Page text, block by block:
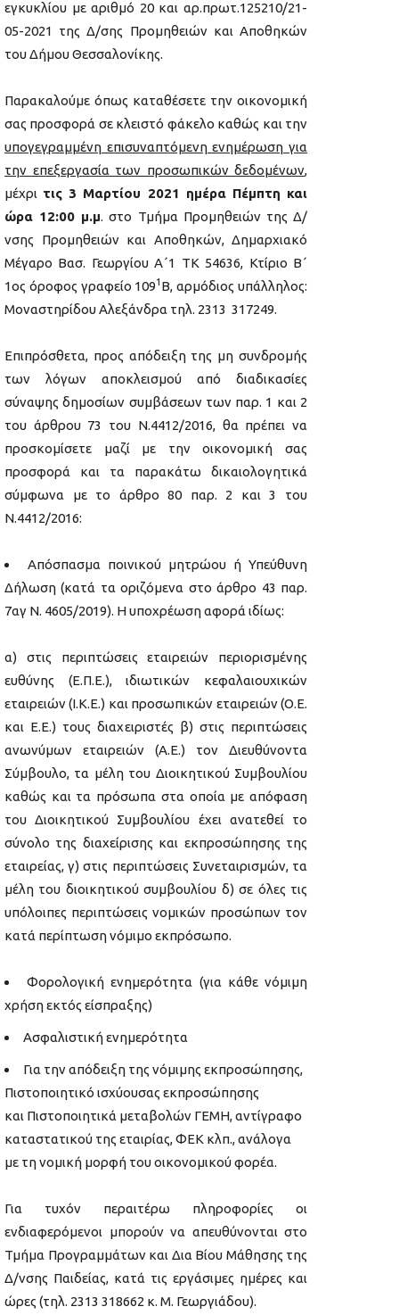
εγκυκλίου με αριθμό 20 και αρ.πρωτ.125210/21-
05-2021 της Δ/σης Προμηθειών και Αποθηκών
του Δήμου Θεσσαλονίκης.
Παρακαλούμε όπως καταθέσετε την οικονομική
σας προσφορά σε κλειστό φάκελο καθώς και την
υπογεγραμμένη επισυναπτόμενη ενημέρωση για
την επεξεργασία των προσωπικών δεδομένων,
μέχρι τις 3 Μαρτίου 2021 ημέρα Πέμπτη και
ώρα 12:00 μ.μ. στο Τμήμα Προμηθειών της Δ/
νσης Προμηθειών και Αποθηκών, Δημαρχιακό
Μέγαρο Βασ. Γεωργίου Α΄1 ΤΚ 54636, Κτίριο Β΄
1ος όροφος γραφείο 1091 Β, αρμόδιος υπάλληλος:
Μοναστηρίδου Αλεξάνδρα τηλ. 2313 317249.
Επιπρόσθετα, προς απόδειξη της μη συνδρομής
των λόγων αποκλεισμού από διαδικασίες
σύναψης δημοσίων συμβάσεων των παρ. 1 και 2
του άρθρου 73 του Ν.4412/2016, θα πρέπει να
προσκομίσετε μαζί με την οικονομική σας
προσφορά και τα παρακάτω δικαιολογητικά
σύμφωνα με το άρθρο 80 παρ. 2 και 3 του
Ν.4412/2016:
Απόσπασμα ποινικού μητρώου ή Υπεύθυνη
Δήλωση (κατά τα οριζόμενα στο άρθρο 43 παρ.
7αγ Ν. 4605/2019). Η υποχρέωση αφορά ιδίως:
α) στις περιπτώσεις εταιρειών περιορισμένης
ευθύνης (Ε.Π.Ε.), ιδιωτικών κεφαλαιουχικών
εταιρειών (Ι.Κ.Ε.) και προσωπικών εταιρειών (Ο.Ε.
και Ε.Ε.) τους διαχειριστές β) στις περιπτώσεις
ανωνύμων εταιρειών (Α.Ε.) τον Διευθύνοντα
Σύμβουλο, τα μέλη του Διοικητικού Συμβουλίου
καθώς και τα πρόσωπα στα οποία με απόφαση
του Διοικητικού Συμβουλίου έχει ανατεθεί το
σύνολο της διαχείρισης και εκπροσώπησης της
εταιρείας, γ) στις περιπτώσεις Συνεταιρισμών, τα
μέλη του διοικητικού συμβουλίου δ) σε όλες τις
υπόλοιπες περιπτώσεις νομικών προσώπων τον
κατά περίπτωση νόμιμο εκπρόσωπο.
Φορολογική ενημερότητα (για κάθε νόμιμη
χρήση εκτός είσπραξης)
Ασφαλιστική ενημερότητα
Για την απόδειξη της νόμιμης εκπροσώπησης,
Πιστοποιητικό ισχύουσας εκπροσώπησης
και Πιστοποιητικά μεταβολών ΓΕΜΗ, αντίγραφο
καταστατικού της εταιρίας, ΦΕΚ κλπ., ανάλογα
με τη νομική μορφή του οικονομικού φορέα.
Για τυχόν περαιτέρω πληροφορίες οι
ενδιαφερόμενοι μπορούν να απευθύνονται στο
Τμήμα Προγραμμάτων και Δια Βίου Μάθησης της
Δ/νσης Παιδείας, κατά τις εργάσιμες ημέρες και
ώρες (τηλ. 2313 318662 κ. Μ. Γεωργιάδου).